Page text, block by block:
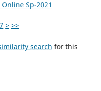
Online Sp-2021
> >>
search for this